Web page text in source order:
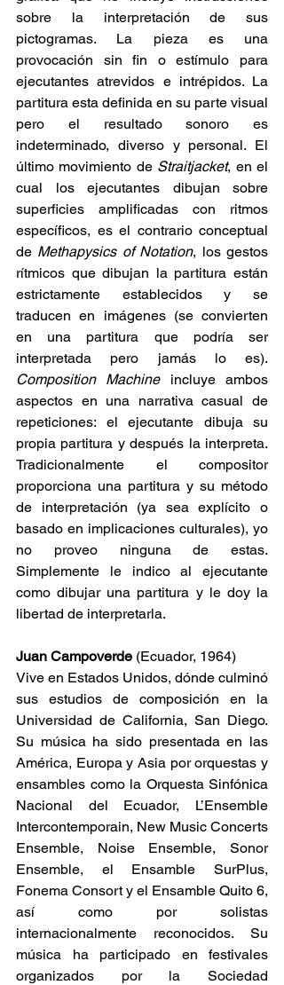
sobre la interpretación de sus
pictogramas. La pieza es una
provocación sin fin o estímulo para
ejecutantes atrevidos e intrépidos. La
partitura esta definida en su parte visual
pero el resultado sonoro es
indeterminado, diverso y personal. El
último movimiento de Straitjacket, en el
cual los ejecutantes dibujan sobre
superficies amplificadas con ritmos
específicos, es el contrario conceptual
de Methapysics of Notation, los gestos
rítmicos que dibujan la partitura están
estrictamente establecidos y se
traducen en imágenes (se convierten
en una partitura que podría ser
Composition Machine incluye ambos
aspectos en una narrativa casual de
repeticiones: el ejecutante dibuja su
propia partitura y después la interpreta.
Tradicionalmente el compositor
proporciona una partitura y su método
de interpretación (ya sea explícito o
basado en implicaciones culturales), yo
no proveo ninguna de estas.
Simplemente le indico al ejecutante
como dibujar una partitura y le doy la
libertad de interpretarla.
Juan Campoverde (Ecuador, 1964)
Vive en Estados Unidos, dónde culminó
sus estudios de composición en la
Universidad de California, San Diego.
Su música ha sido presentada en las
América, Europa y Asia por orquestas y
ensambles como la Orquesta Sinfónica
Nacional del Ecuador, L’Ensemble
Intercontemporain, New Music Concerts
Ensemble, Noise Ensemble, Sonor
Ensemble, el Ensamble SurPlus,
Fonema Consort y el Ensamble Quito 6,
así como por solistas
internacionalmente reconocidos. Su
música ha participado en festivales
organizados por la Sociedad